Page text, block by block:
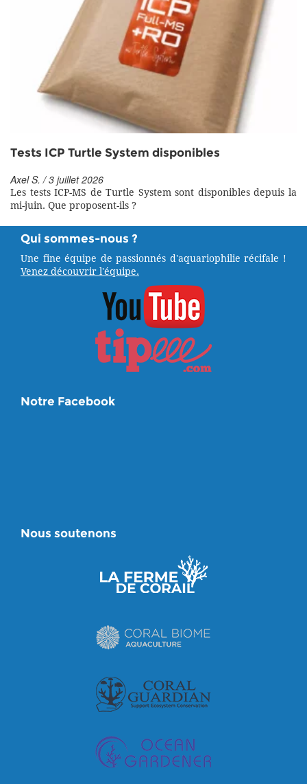
Tests ICP Turtle System disponibles
Axel S. / 3 juillet 2026
Les tests ICP-MS de Turtle System sont disponibles depuis la
mi-juin. Que proposent-ils ?
Qui sommes-nous ?
Une fine équipe de passionnés d'aquariophilie récifale !
Venez découvrir l'équipe.
Notre Facebook
Nous soutenons